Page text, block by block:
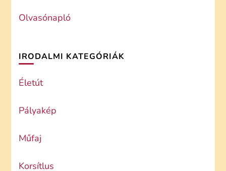
Olvasónapló
IRODALMI KATEGÓRIÁK
Életút
Pályakép
Műfaj
Korsítlus